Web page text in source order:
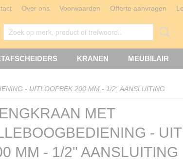
Over ons Voorwaarden Offerte aanvragen
KRANEN MEUBILAIR
- UITLOOPBEK 200 MM - 1/2" AANSLUITING
MET
-
MM - 1/2" AANSLUITING